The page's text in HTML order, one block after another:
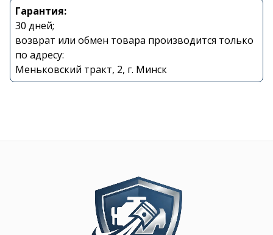
Гарантия:
30 дней;
возврат или обмен товара производится только
по адресу:
Меньковский тракт, 2, г. Минск
shupik21@bk.ru
Image